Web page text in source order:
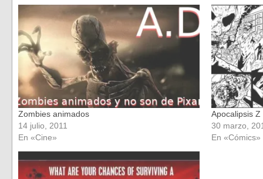
en
ventana
nueva)
en
una
ventana
nueva)
Zombies animados
14 julio, 2011
En «Cine»
Apocalipsis Z
30 marzo,
En «Cómics»